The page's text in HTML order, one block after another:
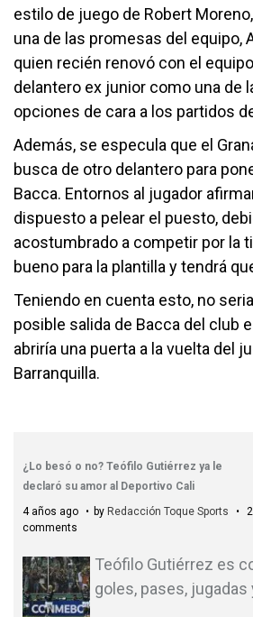
estilo de juego de Robert
una de las promesas del equipo,
quien recién renovó con el
delantero ex junior como una de
opciones de cara a los partidos
Además, se especula que el
busca de otro delantero para
Bacca. Entornos al jugador
dispuesto a pelear el puesto,
acostumbrado a competir por la
bueno para la plantilla y tendrá
Teniendo en cuenta esto, no
posible salida de Bacca del club
abriría una puerta a la vuelta del
Barranquilla.
¿Lo besó o no? Teófilo Gutiérrez ya le
declaró su amor al Deportivo Cali
4 años ago
by Redacción Toque Sports
comments
Teófilo Gutiérrez es
goles, pases, jugadas